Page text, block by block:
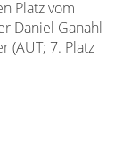
Platz vom
Daniel Ganahl
(AUT; 7. Platz